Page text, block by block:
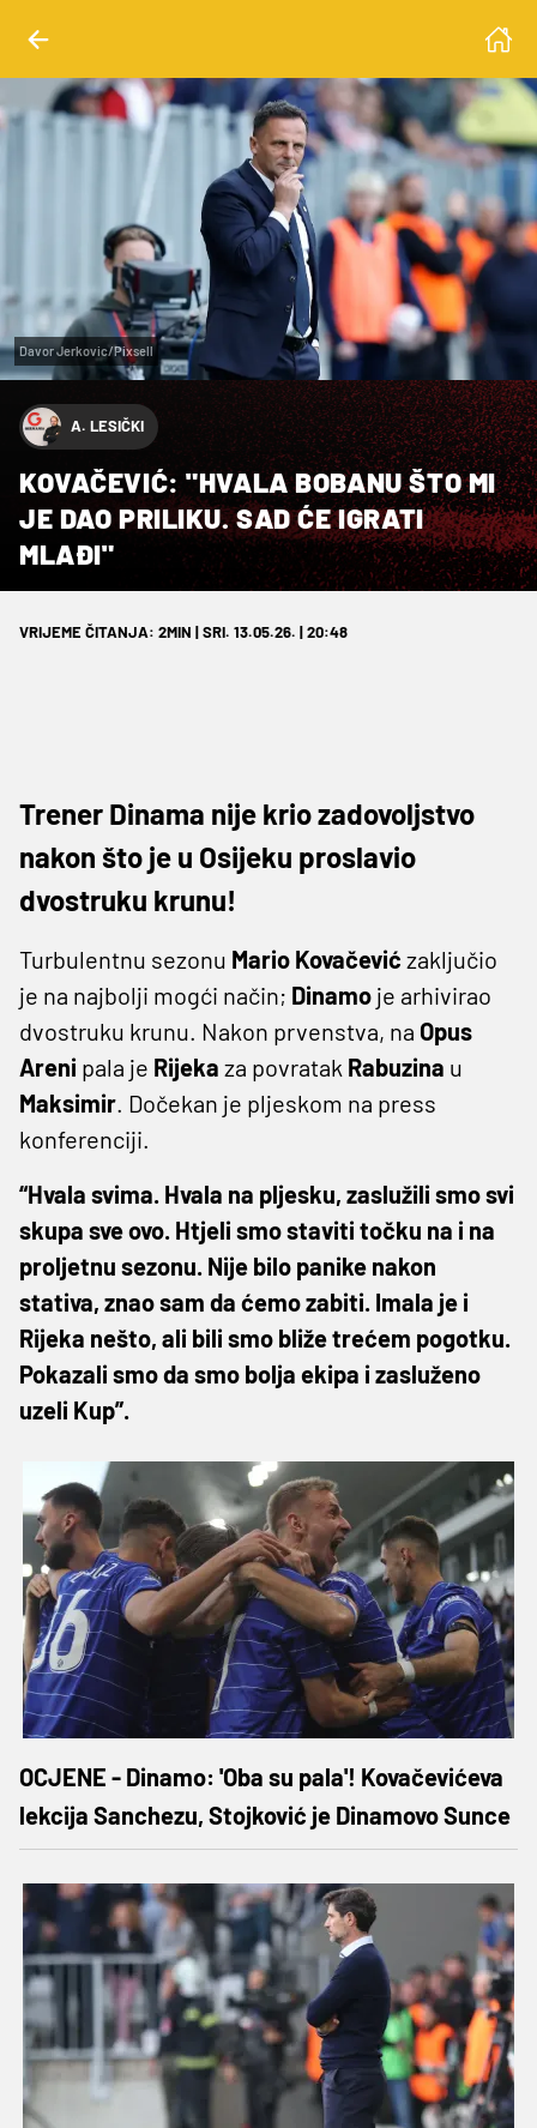
Davor Jerkovic/Pixsell
A. LESIČKI
KOVAČEVIĆ: "HVALA BOBANU ŠTO MI
JE DAO PRILIKU. SAD ĆE IGRATI
MLAĐI"
VRIJEME ČITANJA: 2MIN | SRI. 13.05.26. | 20:48
Trener Dinama nije krio zadovoljstvo
nakon što je u Osijeku proslavio
dvostruku krunu!
Turbulentnu sezonu Mario Kovačević zaključio
je na najbolji mogći način; Dinamo je arhivirao
dvostruku krunu. Nakon prvenstva, na Opus
Areni pala je Rijeka za povratak Rabuzina u
Maksimir. Dočekan je pljeskom na press
konferenciji.
“Hvala svima. Hvala na pljesku, zaslužili smo svi
skupa sve ovo. Htjeli smo staviti točku na i na
proljetnu sezonu. Nije bilo panike nakon
stativa, znao sam da ćemo zabiti. Imala je i
Rijeka nešto, ali bili smo bliže trećem pogotku.
Pokazali smo da smo bolja ekipa i zasluženo
uzeli Kup”.
OCJENE - Dinamo: 'Oba su pala'! Kovačevićeva
lekcija Sanchezu, Stojković je Dinamovo Sunce